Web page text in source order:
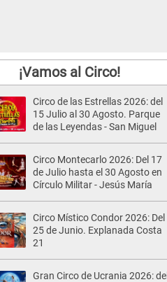
¡Vamos al Circo!
Circo de las Estrellas 2026: del
15 Julio al 30 Agosto. Parque
de las Leyendas - San Miguel
Circo Montecarlo 2026: Del 17
de Julio hasta el 30 Agosto en
Círculo Militar - Jesús María
Circo Místico Condor 2026: Del
25 de Junio. Explanada Costa
21
Gran Circo de Ucrania 2026: del